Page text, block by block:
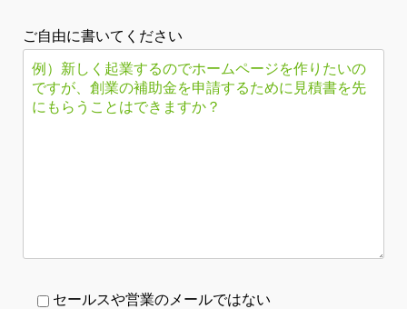
ご自由に書いてください
セールスや営業のメールではない